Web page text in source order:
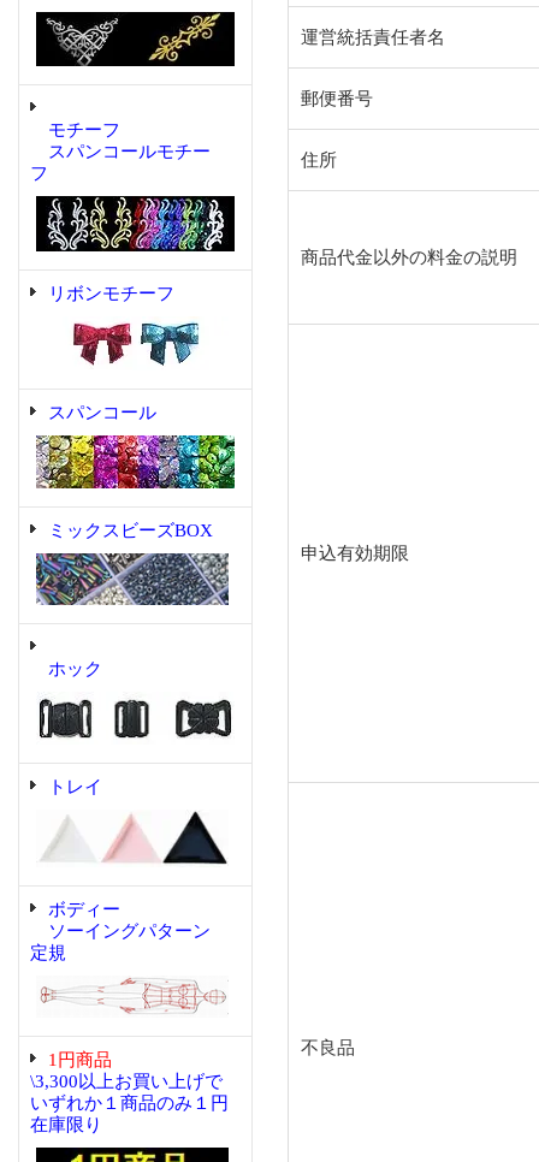
モチーフ
スパンコールモチー
フ
リボンモチーフ
スパンコール
ミックスビーズBOX
ホック
トレイ
ボディー
ソーイングパターン
定規
1円商品
\3,300以上お買い上げで
いずれか１商品のみ１円
在庫限り
運営統括責任者名
郵便番号
住所
商品代金以外の料金の説明
申込有効期限
不良品